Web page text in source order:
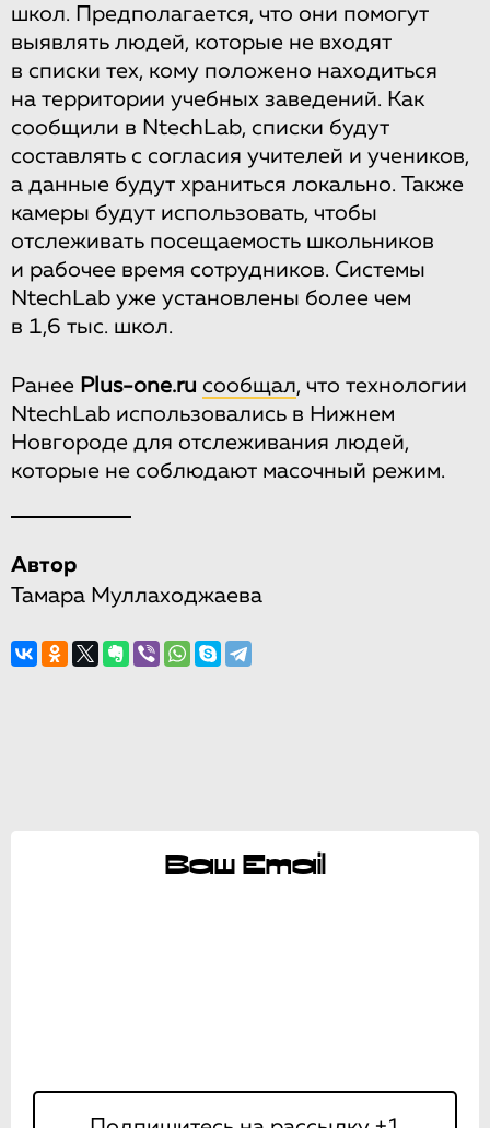
школ. Предполагается, что они помогут
выявлять людей, которые не входят
в списки тех, кому положено находиться
на территории учебных заведений. Как
сообщили в NtechLab, списки будут
составлять с согласия учителей и учеников,
а данные будут храниться локально. Также
камеры будут использовать, чтобы
отслеживать посещаемость школьников
и рабочее время сотрудников. Системы
NtechLab уже установлены более чем
в 1,6 тыс. школ.
Ранее Plus-one.ru сообщал, что технологии
NtechLab использовались в Нижнем
Новгороде для отслеживания людей,
которые не соблюдают масочный режим.
Автор
Тамара Муллаходжаева
Ваш Email